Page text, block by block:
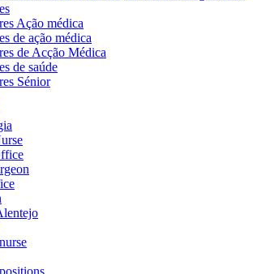
Ação médica
de ação médica
de Acção Médica
de saúde
Sénior